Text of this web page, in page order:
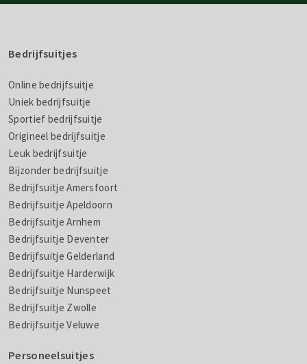
Bedrijfsuitjes
Online bedrijfsuitje
Uniek bedrijfsuitje
Sportief bedrijfsuitje
Origineel bedrijfsuitje
Leuk bedrijfsuitje
Bijzonder bedrijfsuitje
Bedrijfsuitje Amersfoort
Bedrijfsuitje Apeldoorn
Bedrijfsuitje Arnhem
Bedrijfsuitje Deventer
Bedrijfsuitje Gelderland
Bedrijfsuitje Harderwijk
Bedrijfsuitje Nunspeet
Bedrijfsuitje Zwolle
Bedrijfsuitje Veluwe
Personeelsuitjes